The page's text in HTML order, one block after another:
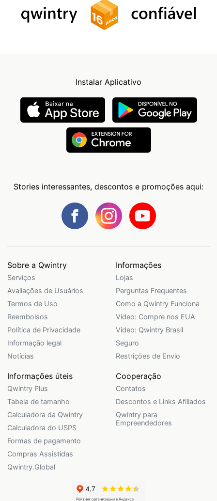
Instalar Aplicativo
Stories interessantes, descontos e promoções aqui:
Sobre a Qwintry
Serviços
Avaliações de Usuários
Termos de Uso
Reembolsos
Política de Privacidade
Informação legal
Notícias
Informações
Lojas
Perguntas Frequentes
Como a Qwintry Funciona
Video: Compre nos EUA
Video: Qwintry Brasil
Seguro
Restrições de Envio
Informações úteis
Qwintry Plus
Tabela de tamanho
Calculadora da Qwintry
Calculadora do USPS
Formas de pagamento
Compras Assistidas
Qwintry.Global
Cooperação
Contatos
Descontos e Links Afiliados
Qwintry para
Empreendedores